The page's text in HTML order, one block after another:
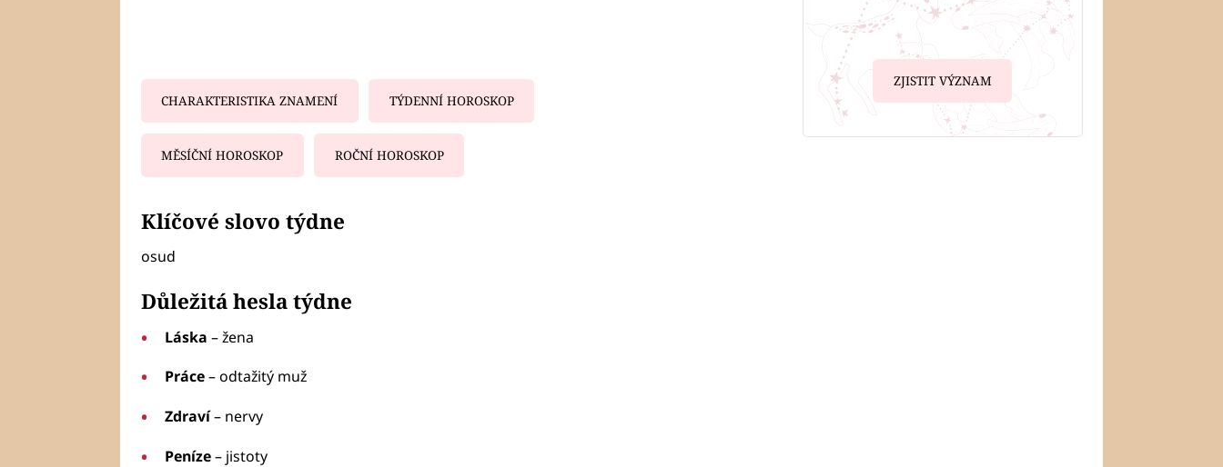
CHARAKTERISTIKA ZNAMENÍ TÝDENNÍ HOROSKOP
MĚSÍČNÍ HOROSKOP ROČNÍ HOROSKOP
Klíčové slovo týdne
osud
Důležitá hesla týdne
Láska – žena
Práce– odtažitý muž
Zdraví– nervy
Peníze– jistoty
ZJISTIT VÝZNAM